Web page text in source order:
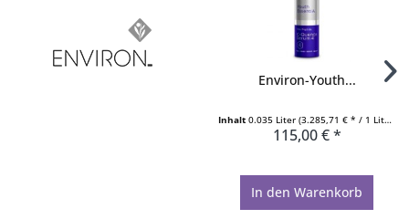
Environ-Youth...
Inhalt 0.035 Liter (3.285,71 € * / 1 Liter)
115,00 € *
In den Warenkorb